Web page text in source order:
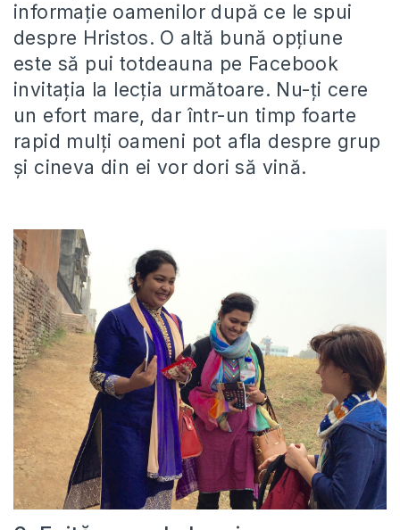
informație oamenilor după ce le spui
despre Hristos. O altă bună opțiune
este să pui totdeauna pe Facebook
invitația la lecția următoare. Nu-ți cere
un efort mare, dar într-un timp foarte
rapid mulți oameni pot afla despre grup
și cineva din ei vor dori să vină.